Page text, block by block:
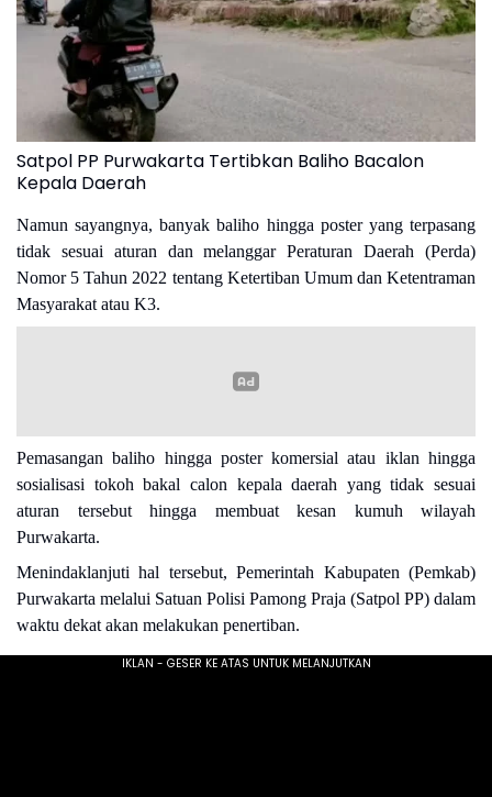
Satpol PP Purwakarta Tertibkan Baliho Bacalon
Kepala Daerah
Namun sayangnya, banyak baliho hingga poster yang terpasang
tidak sesuai aturan dan melanggar Peraturan Daerah (Perda)
Nomor 5 Tahun 2022 tentang Ketertiban Umum dan Ketentraman
Masyarakat atau K3.
Pemasangan baliho hingga poster komersial atau iklan hingga
sosialisasi tokoh bakal calon kepala daerah yang tidak sesuai
aturan tersebut hingga membuat kesan kumuh wilayah
Purwakarta.
Menindaklanjuti hal tersebut, Pemerintah Kabupaten (Pemkab)
Purwakarta melalui Satuan Polisi Pamong Praja (Satpol PP) dalam
waktu dekat akan melakukan penertiban.